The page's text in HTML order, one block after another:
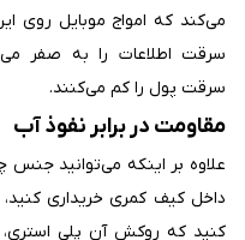
می‌‌کند که امواج موبایل روی
سرقت اطلاعات را به صفر
سرقت پول را کم می‌‌کنند.
مقاومت در برابر نفوذ آب
علاوه بر اینکه می‌‌توانید جنس
داخل کیف کمری خریداری
کنید که روکش آن پلی